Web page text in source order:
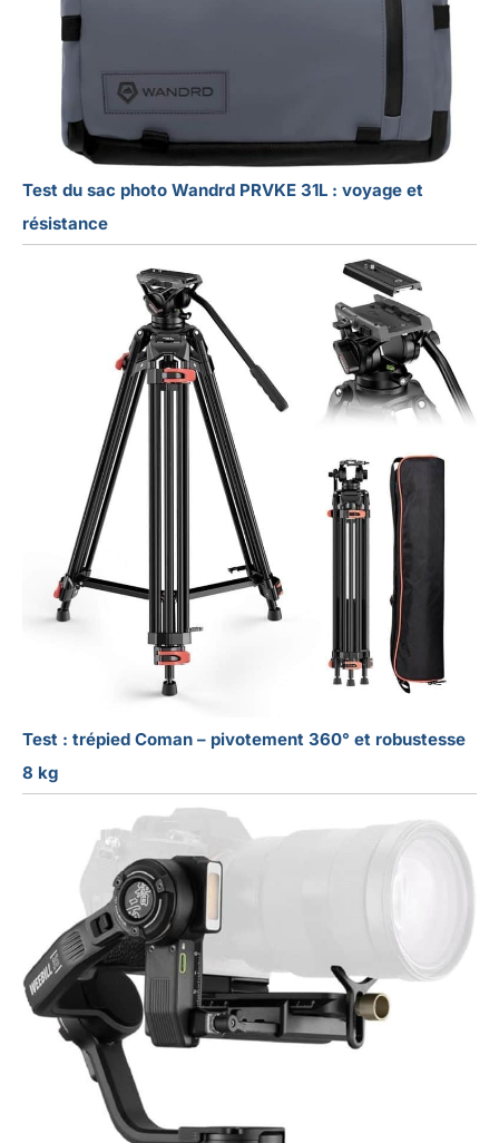
Test du sac photo Wandrd PRVKE 31L : voyage et
résistance
Test : trépied Coman – pivotement 360° et robustesse
8 kg